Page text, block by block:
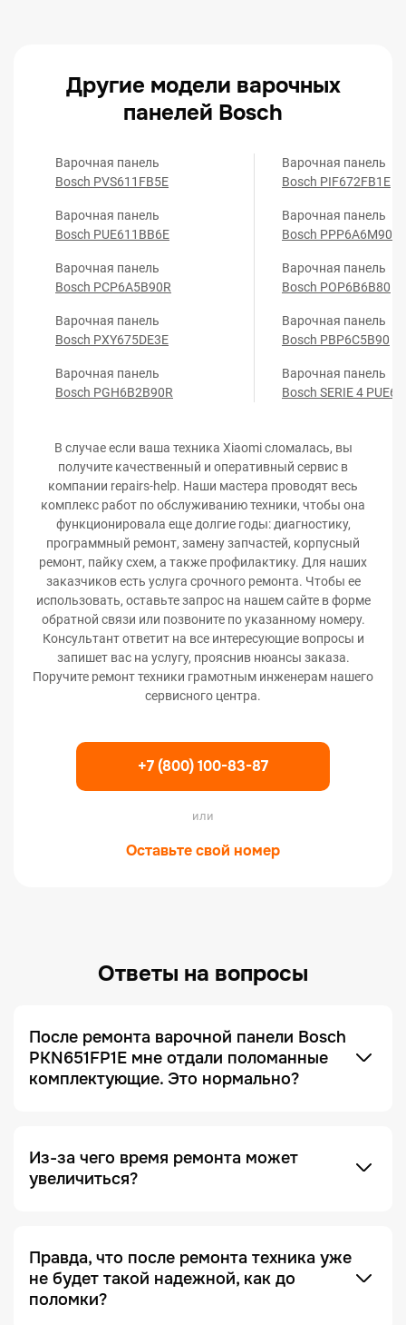
Другие модели варочных
панелей Bosch
Варочная панель
Bosch PVS611FB5E
Варочная панель
Bosch PUE611BB6E
Варочная панель
Bosch PCP6A5B90R
Варочная панель
Bosch PXY675DE3E
Варочная панель
Bosch PGH6B2B90R
Варочная панель
Bosch PIF672FB1E
Варочная панель
Bosch PPP6A6M90R
Варочная панель
Bosch POP6B6B80
Варочная панель
Bosch PBP6C5B90
Варочная панель
Bosch SERIE 4
В случае если ваша техника Xiaomi сломалась, вы
получите качественный и оперативный сервис в
компании repairs-help. Наши мастера проводят весь
комплекс работ по обслуживанию техники, чтобы она
функционировала еще долгие годы: диагностику,
программный ремонт, замену запчастей, корпусный
ремонт, пайку схем, а также профилактику. Для наших
заказчиков есть услуга срочного ремонта. Чтобы ее
использовать, оставьте запрос на нашем сайте в форме
обратной связи или позвоните по указанному номеру.
Консультант ответит на все интересующие вопросы и
запишет вас на услугу, прояснив нюансы заказа.
Поручите ремонт техники грамотным инженерам нашего
сервисного центра.
+7 (800) 100-83-87
или
Оставьте свой номер
Ответы на вопросы
После ремонта варочной панели Bosch
PKN651FP1E мне отдали поломанные
комплектующие. Это нормально?
был действительно выполнен, и увидеть, что
именно случилось с устройством.
Из-за чего время ремонта может
увеличиться?
ремонта возникает на этапе диагностики, когда
проблема проявляется не явно. Чтобы ее
зафиксировать и локализовать, техника должна
Правда, что после ремонта техника уже
не будет такой надежной, как до
поломки?